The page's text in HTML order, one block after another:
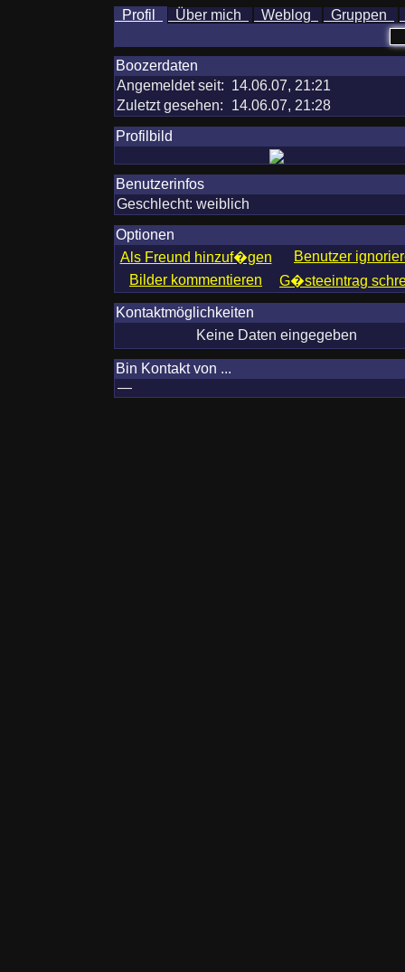
Profil Über mich Weblog Gruppen
Boozerdaten
Angemeldet seit: 14.06.07, 21:21
Zuletzt gesehen:
14.06.07, 21:28
Profilbild
Benutzerinfos
Geschlecht: weiblich
Optionen
Als Freund hinzuf�gen
Benutzer
Bilder kommentieren
G�steeintrag
Kontaktmöglichkeiten
Keine Daten eingegeben
Bin Kontakt von ...
—